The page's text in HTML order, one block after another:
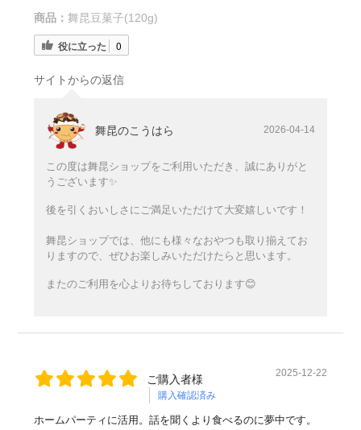
商品： 舞昆豆菓子(120g)
役に立った 0
サイトからの返信
舞昆のこうはら 2026-04-14
この度は舞昆ショップをご利用いただき、誠にありがと
うございます✨
後を引くおいしさにご満足いただけて大変嬉しいです！
舞昆ショップでは、他にも様々なおやつも取り揃えてお
りますので、ぜひお楽しみいただけたらと思います。
またのご利用を心よりお待ちしております😊
ご購入者様
購入確認済み
2025-12-22
ホームパーティに活用。話を聞くより食べるのに夢中です。